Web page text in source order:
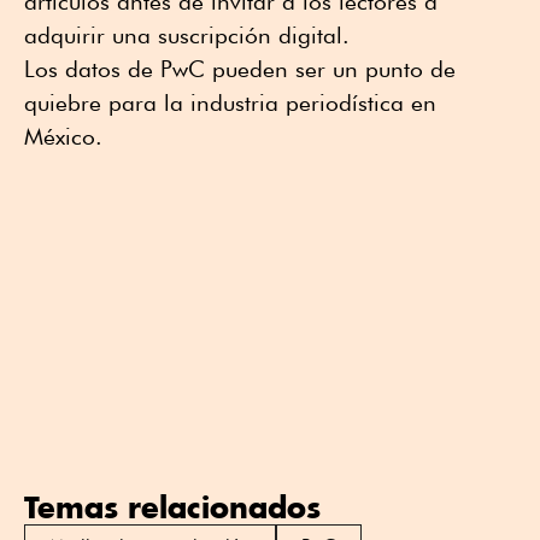
adquirir una suscripción digital.
Los datos de PwC pueden ser un punto de
quiebre para la industria periodística en
México.
Temas relacionados